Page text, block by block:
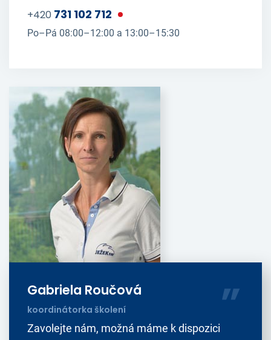
+420 731 102 712
Po–Pá 08:00–12:00 a 13:00–15:30
Gabriela Roučová
koordinátorka školení
Zavolejte nám, možná máme k dispozici